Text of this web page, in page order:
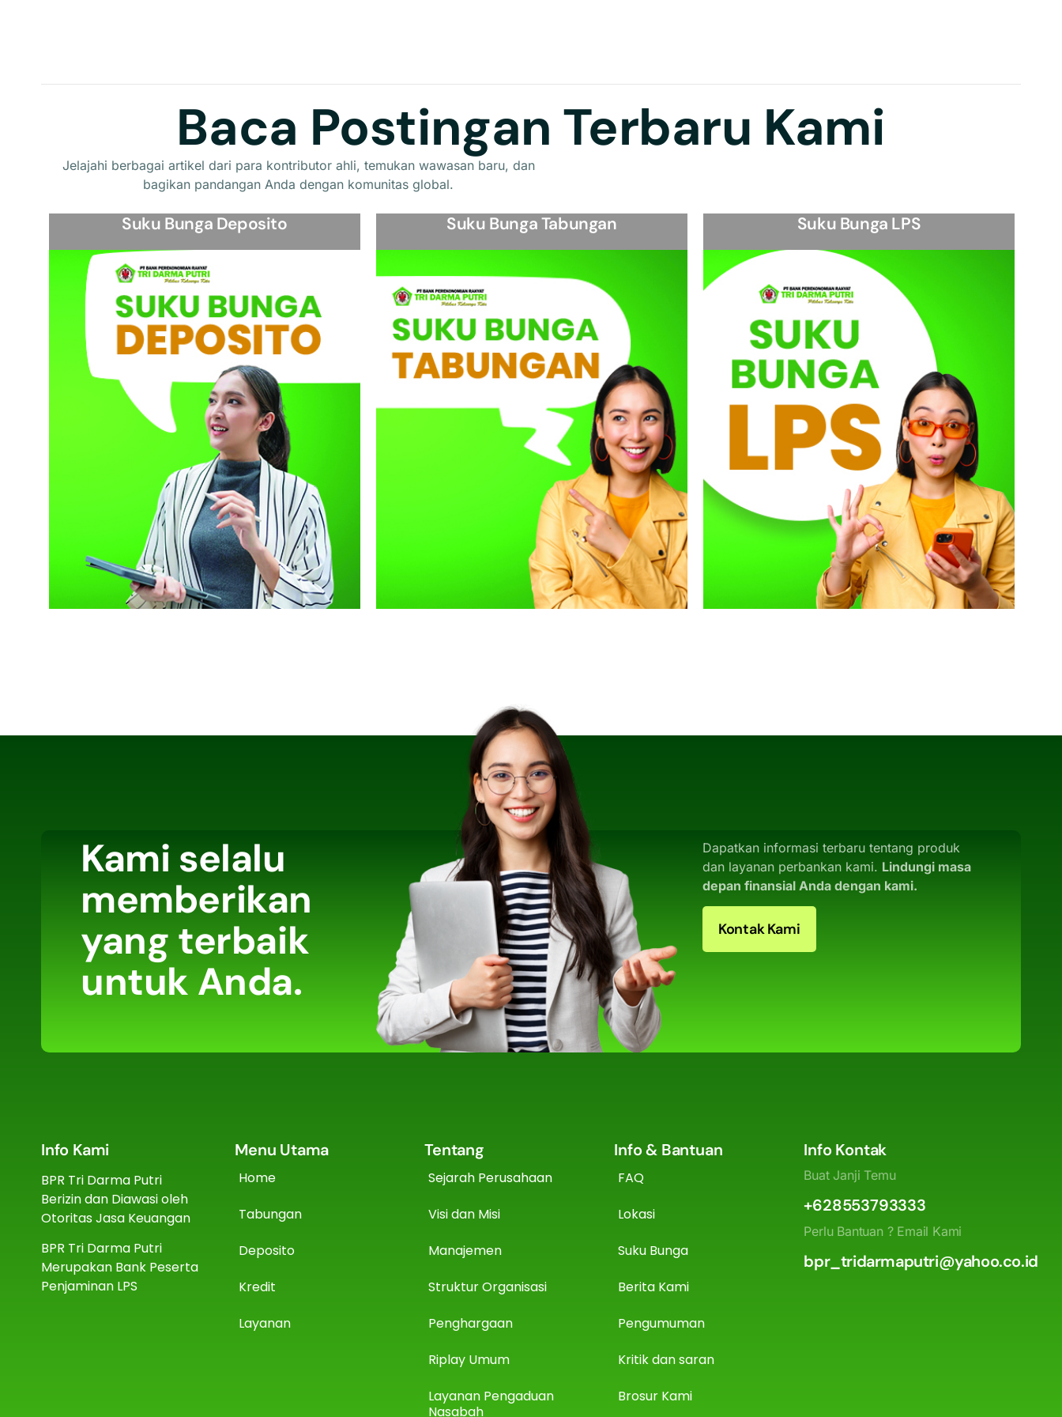
Baca Postingan Terbaru Kami
Jelajahi berbagai artikel dari para kontributor ahli, temukan wawasan baru, dan
bagikan pandangan Anda dengan komunitas global.
Suku Bunga Deposito
View Detail
Suku Bunga Tabungan
View Detail
Suku Bunga LPS
View Detail
Kami selalu
memberikan
yang terbaik
untuk Anda.
Dapatkan informasi terbaru tentang produk
dan layanan perbankan kami. Lindungi masa
depan finansial Anda dengan kami.
Kontak Kami
Info Kami
BPR Tri Darma Putri
Berizin dan Diawasi oleh
Otoritas Jasa Keuangan
BPR Tri Darma Putri
Merupakan Bank Peserta
Penjaminan LPS
Menu Utama
Home
Tabungan
Deposito
Kredit
Layanan
Tentang
Sejarah Perusahaan
Visi dan Misi
Manajemen
Struktur Organisasi
Penghargaan
Riplay Umum
Layanan Pengaduan
Nasabah
Info & Bantuan
FAQ
Lokasi
Suku Bunga
Berita Kami
Pengumuman
Kritik dan saran
Brosur Kami
Info Kontak
Buat Janji Temu
+628553793333
Perlu Bantuan ? Email Kami
bpr_tridarmaputri@yahoo.co.id